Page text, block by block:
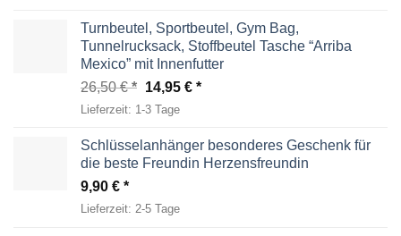
Turnbeutel, Sportbeutel, Gym Bag,
Tunnelrucksack, Stoffbeutel Tasche “Arriba
Mexico” mit Innenfutter
26,50€
Ursprünglicher
Preis
26,50 €
14,95 € Aktueller
14,95 €.
Lieferzeit: 1-3 Tage
Schlüsselanhänger besonderes Geschenk für
die beste Freundin Herzensfreundin
9,90 €
Lieferzeit: 2-5 Tage